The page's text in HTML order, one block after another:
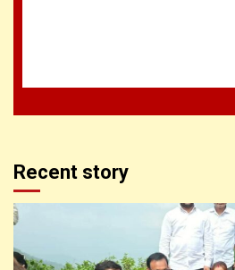
Recent story